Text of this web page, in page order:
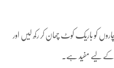
چاروں کو باریک کوٹ چھان کر رکھ لیں اور
کے لیے مفید ہے۔